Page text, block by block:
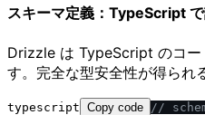
スキーマ定義：TypeScript
Drizzle は TypeScript のコー
す。完全な型安全性が得られ
typescript Copy code / /